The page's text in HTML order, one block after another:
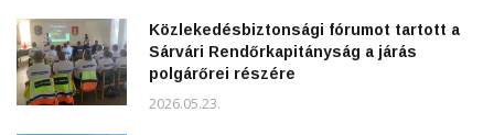
Közlekedésbiztonsági fórumot tartott a
Sárvári Rendőrkapitányság a járás
polgárőrei részére
2026.05.23.